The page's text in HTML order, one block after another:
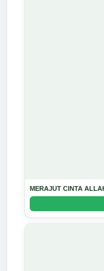
MERAJUT CINTA